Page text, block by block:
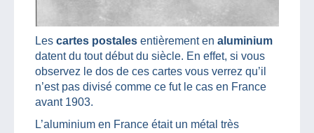
Les cartes postales entièrement en aluminium
datent du tout début du siècle. En effet, si vous
observez le dos de ces cartes vous verrez qu’il
n’est pas divisé comme ce fut le cas en France
avant 1903.
L’aluminium en France était un métal très